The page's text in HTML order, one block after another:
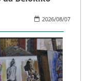
2026/08/07